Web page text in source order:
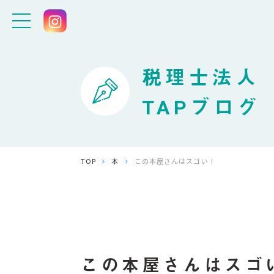
税理士法人
TAPブログ
TOP 本 この本屋さんはスゴい！
この本屋さんはスゴ